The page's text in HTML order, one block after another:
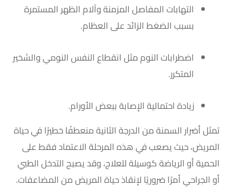
التهابات المفاصل المزمنة وآلام الظهر المستمرة
بسبب الضغط الزائد على العظام.
اضطرابات النوم مثل انقطاع النفس النومي والشخير
المتكرر.
زيادة احتمالية الإصابة ببعض الأورام.
تمثل أضرار السمنة من الدرجة الثانية منعطفًا خطيرًا في حياة
المريض، حيث يصعب في هذه المرحلة الاعتماد فقط على
الحمية أو الرياضة كوسيلة للعلاج، وقد يصبح التدخل الطبي
أو الجراحي أمرًا ضروريًا لإنقاذ حياة المريض من المضاعفات.